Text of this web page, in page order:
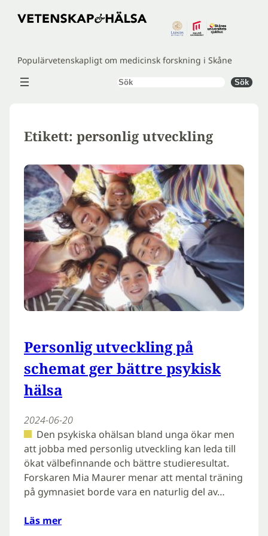
Hoppa
Populärvetenskapligt om medicinsk forskning i Skåne
Sök Sök
Etikett: personlig utveckling
Personlig utveckling på
schemat ger bättre psykisk
hälsa
2024-06-20
Den psykiska ohälsan bland unga ökar men
att jobba med personlig utveckling kan leda till
ökat välbefinnande och bättre studieresultat.
Forskaren Mia Maurer menar att mental träning
på gymnasiet borde vara en naturlig del av…
Läs mer